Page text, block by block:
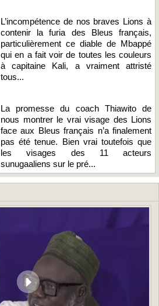
L’incompétence de nos braves Lions à
contenir la furia des Bleus français,
particulièrement ce diable de Mbappé
qui en a fait voir de toutes les couleurs
à capitaine Kali, a vraiment attristé
tous...
La promesse du coach Thiawito de
nous montrer le vrai visage des Lions
face aux Bleus français n’a finalement
pas été tenue. Bien vrai toutefois que
les visages des 11 acteurs
sunugaaliens sur le pré...